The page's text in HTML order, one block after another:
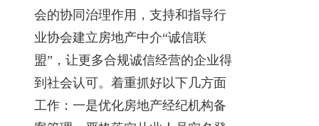
会的协同治理作用，支持和指导行
业协会建立房地产中介“诚信联
盟”，让更多合规诚信经营的企业得
到社会认可。着重抓好以下几方面
工作：一是优化房地产经纪机构备